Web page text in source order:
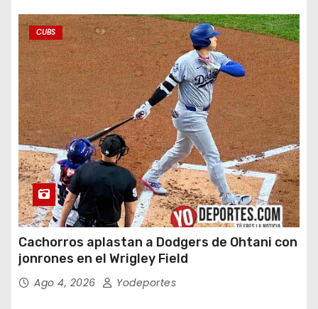
CUBS
Cachorros aplastan a Dodgers de Ohtani con
jonrones en el Wrigley Field
Ago 4, 2026 Yodeportes